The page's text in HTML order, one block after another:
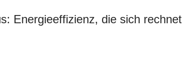
Energieeffizienz, die sich rechnet